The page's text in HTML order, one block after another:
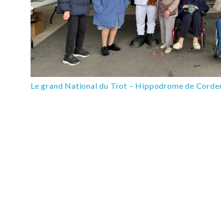
Le grand National du Trot – Hippodrome de